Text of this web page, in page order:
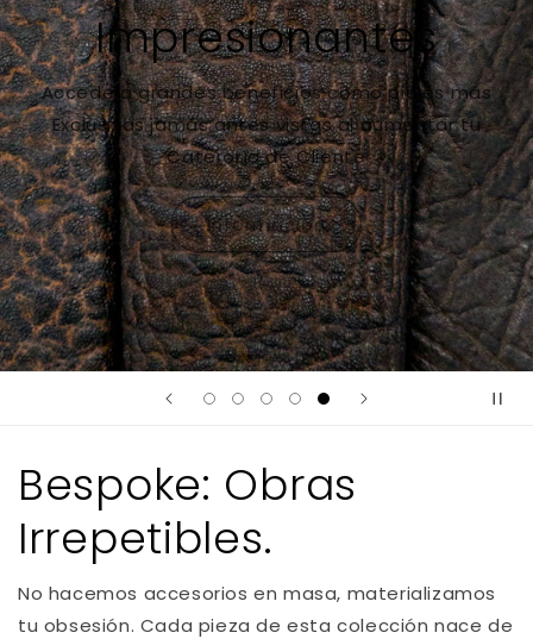
PRODUCTOS HECHOS SOLO PARA
TI
Nuestra casa de diseño cumple cabalmente tus
exigencias
Comprar ahora
Bespoke: Obras
Irrepetibles.
No hacemos accesorios en masa, materializamos
tu obsesión. Cada pieza de esta colección nace de